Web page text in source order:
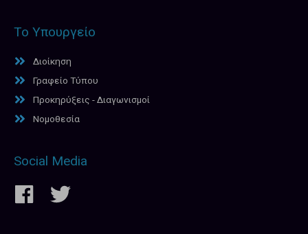
Το Υπουργείο
Διοίκηση
Γραφείο Τύπου
Προκηρύξεις - Διαγωνισμοί
Νομοθεσία
Social Media